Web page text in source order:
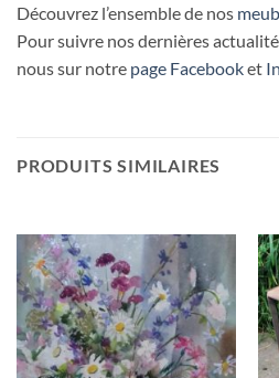
Découvrez l’ensemble de nos
Pour suivre nos dernières
nous sur notre page Facebooket
PRODUITS SIMILAIRES